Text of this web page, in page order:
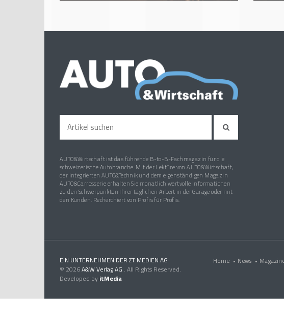
AUTO&Wirtschaft ist das führende B-to-B-Fachmagazin für die
schweizerische Autobranche. Mit der Lektüre von AUTO&Wirtschaft,
der integrierten AUTO&Technik und dem eigenständigen Magazin
AUTO&Carrosserie erhalten Sie monatlich wertvolle Informationen
zu den Schwerpunkten Ihrer täglichen Arbeit in der Garage oder mit
den Kunden. Recherchiert von Profis für Profis.
EIN UNTERNEHMEN DER ZT MEDIEN AG
© 2026A&W Verlag AG . All Rights Reserved.
Developed by itMedia
Home • News •